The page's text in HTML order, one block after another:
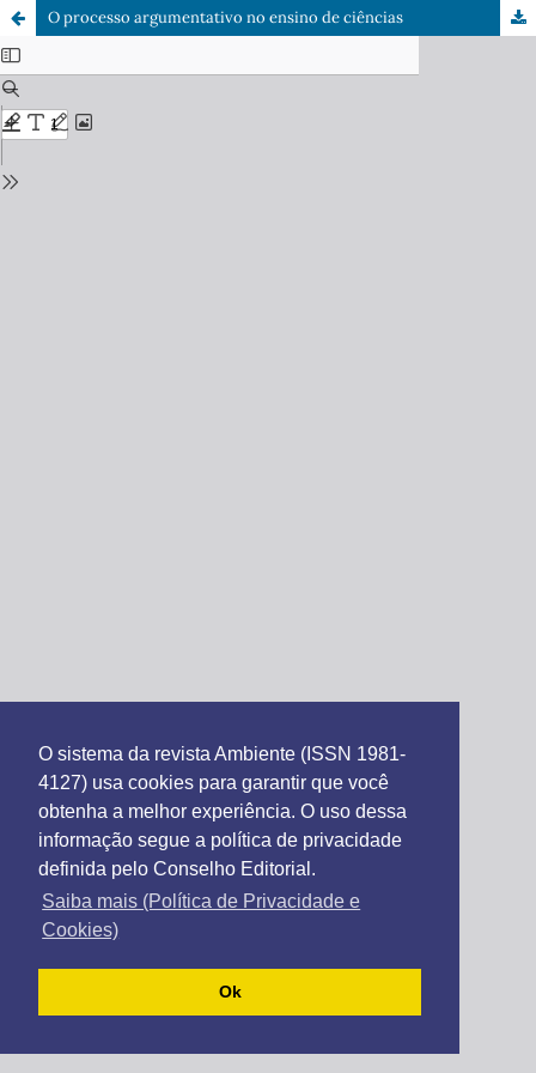
O sistema da revista Ambiente (ISSN 1981-
4127) usa cookies para garantir que você
obtenha a melhor experiência. O uso dessa
informação segue a política de privacidade
definida pelo Conselho Editorial.
Saiba mais (Política de Privacidade e
Cookies)
Ok
O processo argumentativo no ensino de ciências